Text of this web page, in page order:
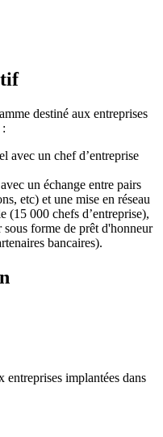
destiné aux entreprises
avec un chef d’entreprise
un échange entre pairs
etc) et une mise en réseau
(15 000 chefs d’entreprise),
forme de prêt d'honneur
bancaires).
implantées dans